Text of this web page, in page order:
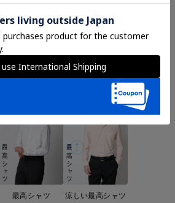
"超"伸びる涼しい
最高シャツ
ワイシャツ／ノン
アイロンジャージ
"超"伸びる涼しい
最高シャツ
ージー／ワイドカ
ラー
最高シャツ
涼しい最高シャツ